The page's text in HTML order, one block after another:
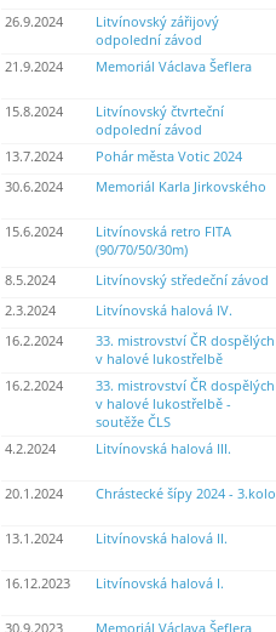
26.9.2024
Litvínovský zářijový
odpolední závod
21.9.2024 Memoriál Václava Šeflera
15.8.2024
Litvínovský čtvrteční
odpolední závod
13.7.2024 Pohár města Votic 2024
30.6.2024
Memoriál Karla Jirkovského
15.6.2024
Litvínovská retro FITA
(90/70/50/30m)
8.5.2024 Litvínovský středeční závod
2.3.2024
Litvínovská halová IV.
16.2.2024
33. mistrovství ČR dospělých
v halové lukostřelbě
16.2.2024
33. mistrovství ČR dospělých
v halové lukostřelbě -
soutěže ČLS
4.2.2024 Litvínovská halová III.
20.1.2024 Chrástecké šípy 2024 - 3.kolo
13.1.2024 Litvínovská halová II.
16.12.2023 Litvínovská halová I.
30.9.2023 Memoriál Václava Šeflera